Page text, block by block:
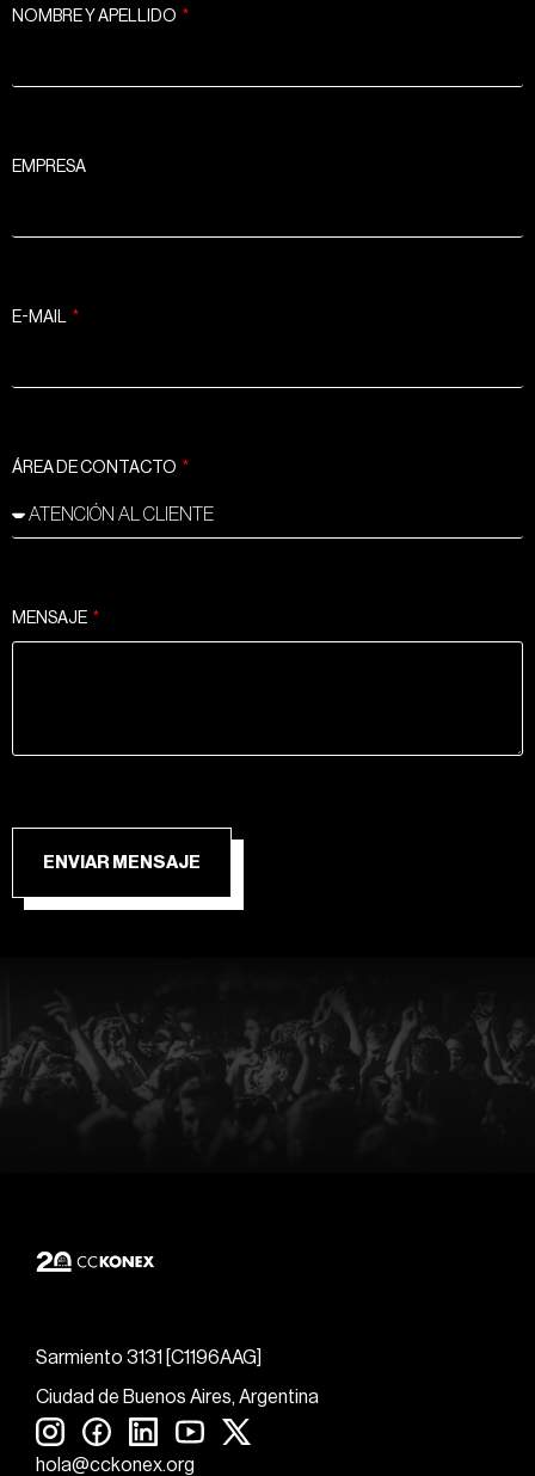
NOMBRE Y APELLIDO
EMPRESA
E-MAIL
ÁREA DE CONTACTO
MENSAJE
ENVIAR MENSAJE
Sarmiento 3131 [C1196AAG]
Ciudad de Buenos Aires, Argentina
hola@cckonex.org